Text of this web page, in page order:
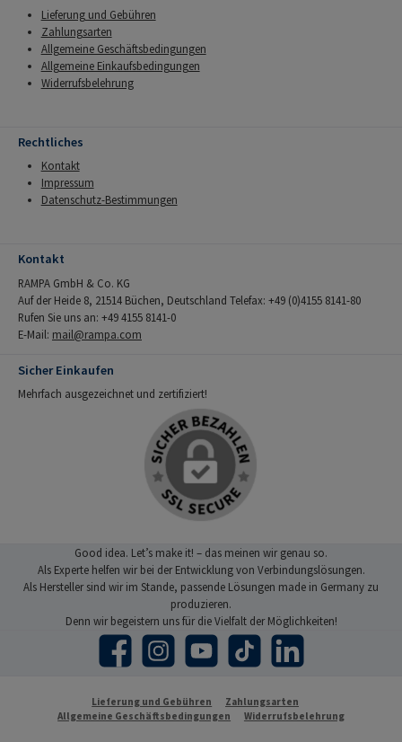
Lieferung und Gebühren
Zahlungsarten
Allgemeine Geschäftsbedingungen
Allgemeine Einkaufsbedingungen
Widerrufsbelehrung
Rechtliches
Kontakt
Impressum
Datenschutz-Bestimmungen
Kontakt
RAMPA GmbH & Co. KG
Auf der Heide 8, 21514 Büchen, Deutschland Telefax: +49 (0)4155 8141-80
Rufen Sie uns an: +49 4155 8141-0
E-Mail: mail@rampa.com
Sicher Einkaufen
Mehrfach ausgezeichnet und zertifiziert!
Good idea. Let’s make it! – das meinen wir genau so.
Als Experte helfen wir bei der Entwicklung von Verbindungslösungen.
Als Hersteller sind wir im Stande, passende Lösungen made in Germany zu
produzieren.
Denn wir begeistern uns für die Vielfalt der Möglichkeiten!
Facebook Instagram YouTube TikTok LinkedIn
Lieferung und Gebühren
Zahlungsarten
Allgemeine Geschäftsbedingungen
Widerrufsbelehrung